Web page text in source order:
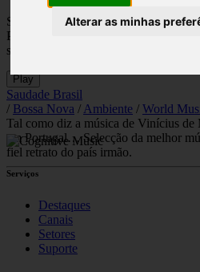
Alterar as minhas
Seleção musical que faz as delícias
Proporciona um ambiente acolhedor,
sons modernos, sofisticados e muito
Play
Saudade Brasil
/ Bossa Nova / Ambiente / World
Tal como diz a música de Vinícius de
em Portugal… Selecção da melhor
fiel retrato do país irmão.
Serviços
Destaques
Canais
Setores
Suporte